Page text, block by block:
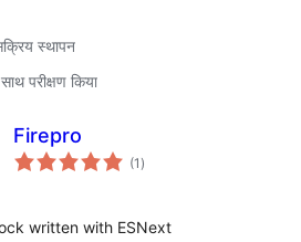
स्थापन
परीक्षण किया
Firepro
(1 कुल
दर)
written with ESNext